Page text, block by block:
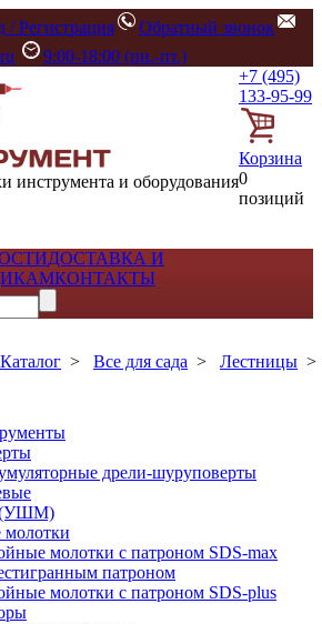
/ Регистрация
Обратный звонок
9:00-18:00 (пн.-пт.)
инструмента и оборудования
+7 (495)
133-95-99
Корзина
0
позиций
ДОСТАВКА И
КОНТАКТЫ
Каталог > Все для сада > Лестницы
дрели-шуруповерты
(УШМ)
молотки с патроном SDS-max
патроном
молотки с патроном SDS-plus